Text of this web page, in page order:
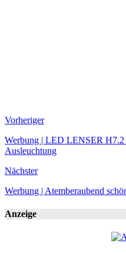
Vorheriger
Werbung | LED LENSER H7.2
Ausleuchtung
Nächster
Werbung | Atemberaubend
Anzeige